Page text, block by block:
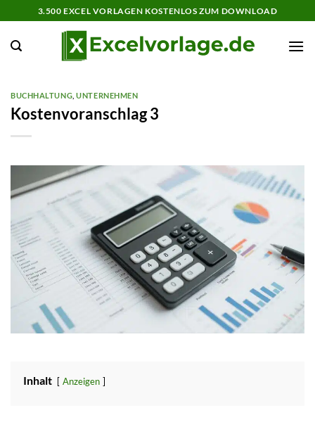
Inhalt
springen
3.500 EXCEL VORLAGEN KOSTENLOS ZUM DOWNLOAD
BUCHHALTUNG ,UNTERNEHMEN
Kostenvoranschlag 3
Inhalt Anzeigen